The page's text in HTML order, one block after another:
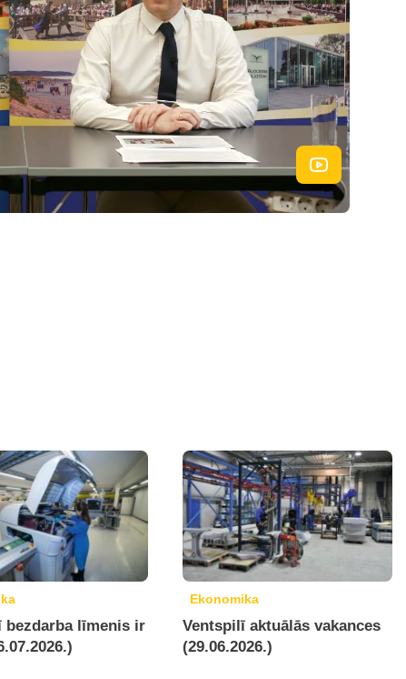
bezdarba līmenis ir
Ekonomika
Ventspilī aktuālās vakances
(29.06.2026.)